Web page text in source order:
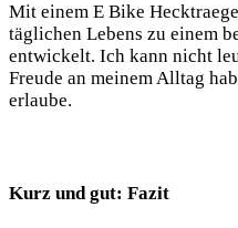
Mit einem E Bike
täglichen Lebens zu einem
entwickelt. Ich kann nicht
Freude an meinem Alltag
erlaube.
Kurz und gut: Fazit